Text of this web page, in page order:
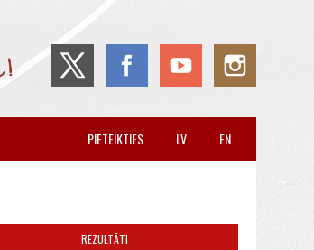
EN
LV
PIETEIKTIES
REZULTĀTI